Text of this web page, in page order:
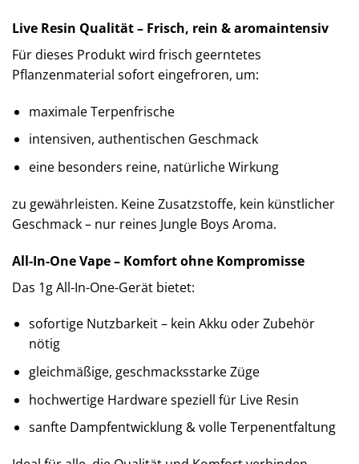
Live Resin Qualität – Frisch, rein & aromaintensiv
Für dieses Produkt wird frisch geerntetes
Pflanzenmaterial sofort eingefroren, um:
maximale Terpenfrische
intensiven, authentischen Geschmack
eine besonders reine, natürliche Wirkung
zu gewährleisten. Keine Zusatzstoffe, kein künstlicher
Geschmack – nur reines Jungle Boys Aroma.
All-In-One Vape – Komfort ohne Kompromisse
Das 1g All-In-One-Gerät bietet:
sofortige Nutzbarkeit – kein Akku oder Zubehör
nötig
gleichmäßige, geschmacksstarke Züge
hochwertige Hardware speziell für Live Resin
sanfte Dampfentwicklung & volle Terpenentfaltung